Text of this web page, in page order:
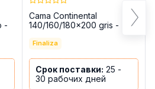
-
Cama Continental
140/160/180x200 gris -
Finaliza
Срок поставки: 25 -
30 рабочих дней